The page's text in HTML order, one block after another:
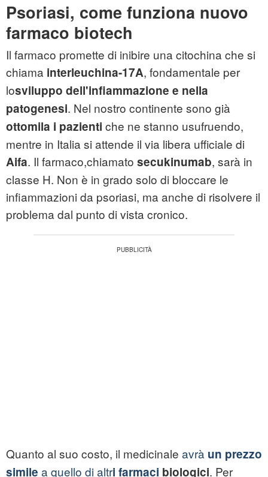
Psoriasi, come funziona nuovo
farmaco biotech
Il farmaco promette di inibire una citochina che si
chiama interleuchina-17A, fondamentale per
losviluppo dell'infiammazione e nella
patogenesi. Nel nostro continente sono già
ottomila i pazienti che ne stanno usufruendo,
mentre in Italia si attende il via libera ufficiale di
Aifa. Il farmaco,chiamato secukinumab, sarà in
classe H. Non è in grado solo di bloccare le
infiammazioni da psoriasi, ma anche di risolvere il
problema dal punto di vista cronico.
Quanto al suo costo, il medicinale avrà un prezzo
simile a quello di altri farmaci biologici. Per